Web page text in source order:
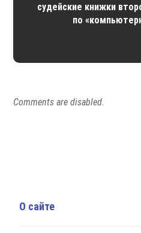
судейские книжки
по
Comments are disabled.
О сайте